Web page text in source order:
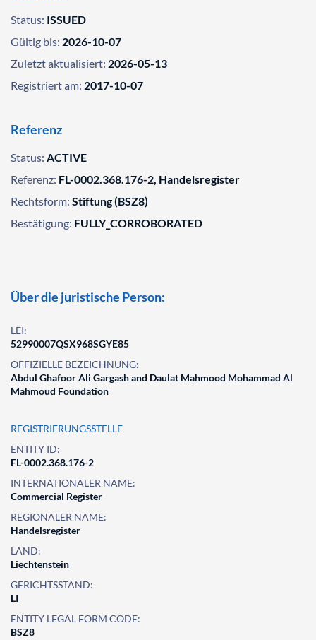
Status: ISSUED
Gültig bis: 2026-10-07
Zuletzt aktualisiert: 2026-05-13
Registriert am: 2017-10-07
Referenz
Status: ACTIVE
Referenz: FL-0002.368.176-2, Handelsregister
Rechtsform: Stiftung (BSZ8)
Bestätigung: FULLY_CORROBORATED
Über die juristische Person:
LEI:
52990007QSX968SGYE85
OFFIZIELLE BEZEICHNUNG:
Abdul Ghafoor Ali Gargash and Daulat Mahmood Mohammad Al
Mahmoud Foundation
REGISTRIERUNGSSTELLE
ENTITY ID:
FL-0002.368.176-2
INTERNATIONALER NAME:
Commercial Register
REGIONALER NAME:
Handelsregister
LAND:
Liechtenstein
GERICHTSSTAND:
LI
ENTITY LEGAL FORM CODE:
BSZ8